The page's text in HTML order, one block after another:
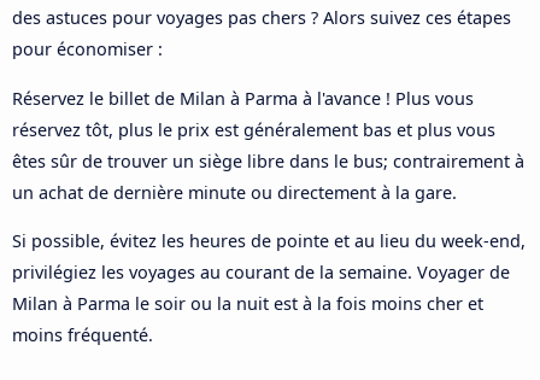
des astuces pour voyages pas chers ? Alors suivez ces étapes
pour économiser :
Réservez le billet de Milan à Parma à l'avance ! Plus vous
réservez tôt, plus le prix est généralement bas et plus vous
êtes sûr de trouver un siège libre dans le bus; contrairement à
un achat de dernière minute ou directement à la gare.
Si possible, évitez les heures de pointe et au lieu du week-end,
privilégiez les voyages au courant de la semaine. Voyager de
Milan à Parma le soir ou la nuit est à la fois moins cher et
moins fréquenté.